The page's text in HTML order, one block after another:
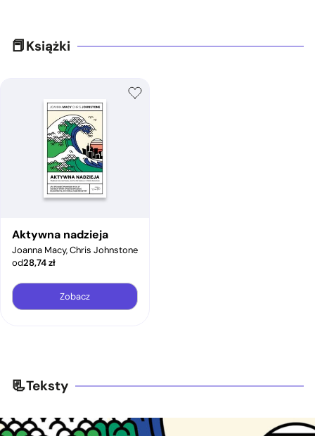
Książki
Aktywna nadzieja
Joanna Macy, Chris Johnstone
od28,74zł
Zobacz
Teksty